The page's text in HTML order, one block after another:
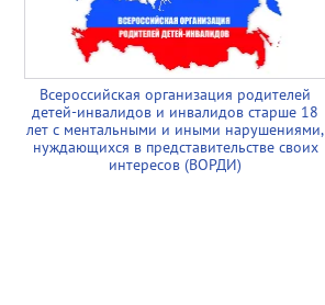
Всероссийская организация родителей
детей-инвалидов и инвалидов старше 18
лет с ментальными и иными нарушениями,
нуждающихся в представительстве своих
интересов (ВОРДИ)